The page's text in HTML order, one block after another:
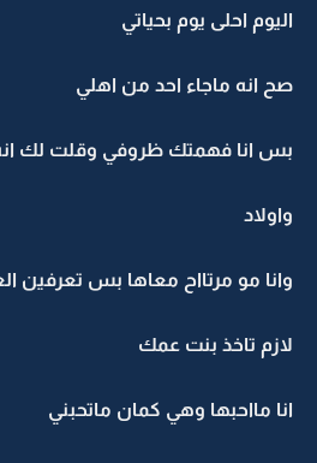
اليوم احلى يوم بحياتي
صح انه ماجاء احد من اهلي
بس انا فهمتك ظروفي وقلت لك
واولاد
وانا مو مرتااح معاها بس تعرفين
لازم تاخذ بنت عمك
انا مااحبها وهي كمان ماتحبني